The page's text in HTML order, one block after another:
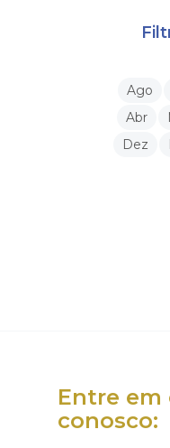
Ago
Abr
Dez
Entre
conosco: